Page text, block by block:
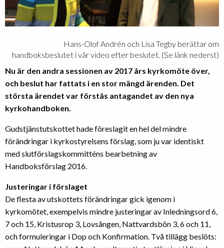
Hans-Olof Andrén och Lisa Tegby berättar om
handboksbeslutet i vår video efter beslutet. (Se länk nederst)
Nu är den andra sessionen av 2017 års kyrkomöte över,
och beslut har fattats i en stor mängd ärenden. Det
största ärendet var förstås antagandet av den nya
kyrkohandboken.
Gudstjänstutskottet hade föreslagit en hel del mindre
förändringar i kyrkostyrelsens förslag, som ju var identiskt
med slutförslagskommitténs bearbetning av
Handboksförslag 2016.
Justeringar i förslaget
De flesta av utskottets förändringar gick igenom i
kyrkomötet, exempelvis mindre justeringar av Inledningsord 6,
7 och 15, Kristusrop 3, Lovsången, Nattvardsbön 3, 6 och 11,
och formuleringar i Dop och Konfirmation. Två tillägg beslöts: